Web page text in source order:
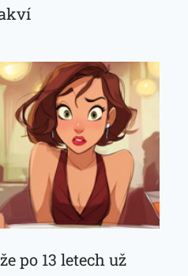
po 13 letech už